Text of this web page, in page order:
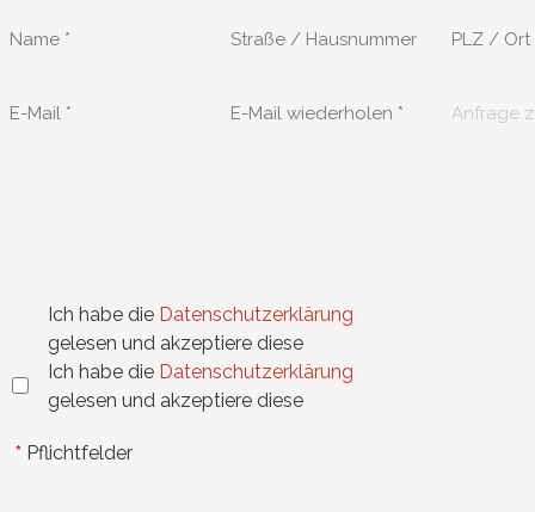
Ich habe die Datenschutzerklärung
gelesen und akzeptiere diese
Ich habe die Datenschutzerklärung
gelesen und akzeptiere diese
* Pflichtfelder